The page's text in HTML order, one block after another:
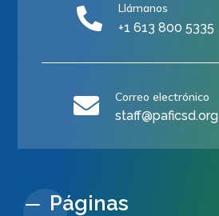
 Llámanos
+1 613 800 5335
 Correo electrónico
staff@paficsd.org
Páginas